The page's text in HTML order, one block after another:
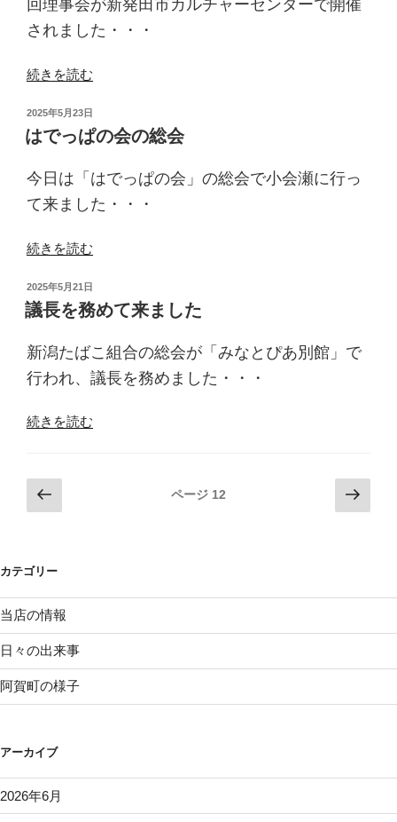
回理事会が新発田市カルチャーセンターで開催
されました・・・
“組
合
わ
が
決
り
し
た”
続きを読む
投
稿
日:
2025年5月23日
はでっぱの会の総会
今日は「はでっぱの会」の総会で小会瀬に行っ
て来ました・・・
“は
っ
ぱ
会
の
会”
続きを読む
投
稿
日:
2025年5月21日
議長を務めて来ました
新潟たばこ組合の総会が「みなとぴあ別館」で
行われ、議長を務めました・・・
“議
ま
た”
の
続きを読む
投
稿
ビ
ー
シ
ョ
ン
の
ジ
ページ 12
次
の
カテゴリー
当店の情報
日々の出来事
阿賀町の様子
アーカイブ
2026年6月